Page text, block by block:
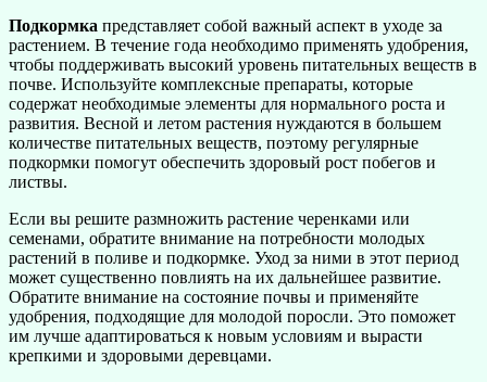
Подкормка представляет собой важный аспект в уходе за
растением. В течение года необходимо применять удобрения,
чтобы поддерживать высокий уровень питательных веществ в
почве. Используйте комплексные препараты, которые
содержат необходимые элементы для нормального роста и
развития. Весной и летом растения нуждаются в большем
количестве питательных веществ, поэтому регулярные
подкормки помогут обеспечить здоровый рост побегов и
листвы.
Если вы решите размножить растение черенками или
семенами, обратите внимание на потребности молодых
растений в поливе и подкормке. Уход за ними в этот период
может существенно повлиять на их дальнейшее развитие.
Обратите внимание на состояние почвы и применяйте
удобрения, подходящие для молодой поросли. Это поможет
им лучше адаптироваться к новым условиям и вырасти
крепкими и здоровыми деревцами.